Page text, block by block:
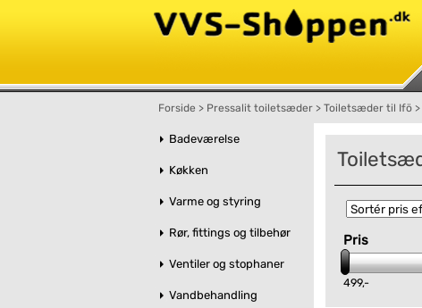
Forside > Pressalit toiletsæder > Toiletsæder til Ifö >
Badeværelse
Køkken
Varme og styring
Rør, fittings og tilbehør
Ventiler og stophaner
Vandbehandling
Pris
499,-